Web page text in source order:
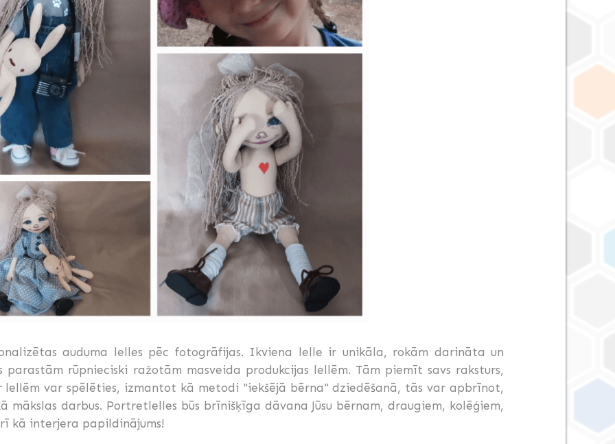
auduma lelles pēc fotogrāfijas. Ikviena lelle ir unikāla, rokām darināta un
rūpnieciski ražotām masveida produkcijas lellēm. Tām piemīt savs raksturs,
lellēm var spēlēties, izmantot kā metodi "iekšējā bērna" dziedēšanā, tās var apbrīnot,
mākslas darbus. Portretlelles būs brīnišķīga dāvana Jūsu bērnam, draugiem, kolēģiem,
kā interjera papildinājums!